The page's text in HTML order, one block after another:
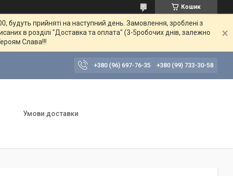
Кошик
будуть прийняті на наступний день. Замовлення, зроблені з
в розділі "Доставка та оплата" (3-5робочих днів, залежно
Слава!!!
+380 (96) 697-76-35 +380 (99) 733-30-58
Умови доставки